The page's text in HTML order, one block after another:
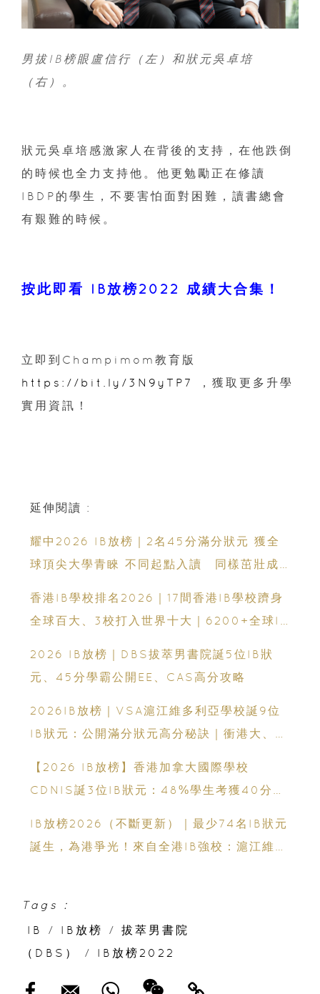
男拔IB榜眼盧信行（左）和狀元吳卓培
（右）。
狀元吳卓培感激家人在背後的支持，在他跌倒
的時候也全力支持他。他更勉勵正在修讀
IBDP的學生，不要害怕面對困難，讀書總會
有艱難的時候。
按此即看 IB放榜2022 成績大合集！
立即到Champimom教育版
https://bit.ly/3N9yTP7
，獲取更多升學
實用資訊！
延伸閱讀 :
耀中2026 IB放榜｜2名45分滿分狀元 獲全
球頂尖大學青睞 不同起點入讀 同樣茁壯成
香港IB學校排名2026｜17間香港IB學校躋身
全球百大、3校打入世界十大｜6200+全球IB
2026 IB放榜｜DBS拔萃男書院誕5位IB狀
元、45分學霸公開EE、CAS高分攻略
2026IB放榜｜VSA滬江維多利亞學校誕9位
IB狀元：公開滿分狀元高分秘訣｜衝港大、帝
【2026 IB放榜】香港加拿大國際學校
CDNIS誕3位IB狀元：48%學生考獲40分以
IB放榜2026（不斷更新）｜最少74名IB狀元
誕生，為港爭光！來自全港IB強校：滬江維多
書院、保良局蔡繼有學校、保良局顏寶鈴書
院、新加坡國際學校、弘立書院、墨爾文國際
學校和德瑞國際學校
Tags :
IB
/ IB放榜 /
拔萃男書院
（DBS）
/ IB放榜2022